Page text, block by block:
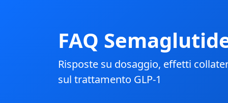
FAQ
Risposte su dosaggio, effetti
sul trattamento GLP-1